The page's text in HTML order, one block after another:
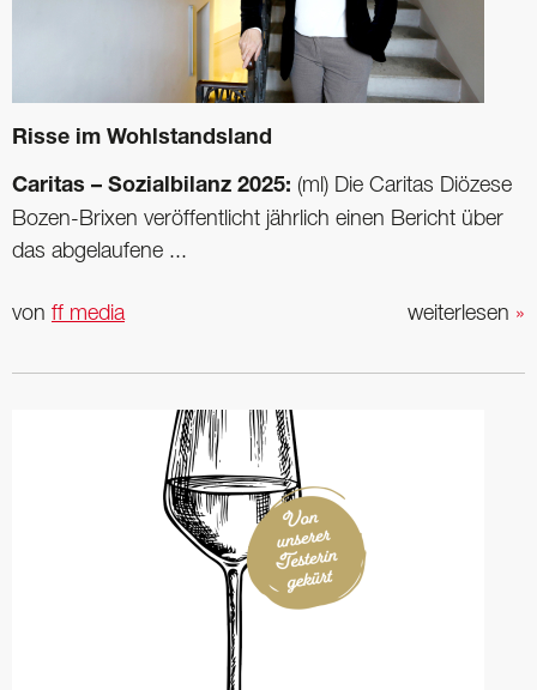
Risse im Wohlstandsland
Caritas – Sozialbilanz 2025: (ml) Die Caritas Diözese
Bozen-Brixen veröffentlicht jährlich einen Bericht über
das abgelaufene ...
weiterlesen »
von ff media